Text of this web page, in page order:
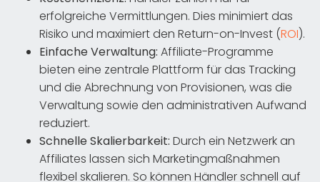
erfolgreiche Vermittlungen. Dies minimiert das
Risiko und maximiert den Return-on-Invest (ROI).
Einfache Verwaltung: Affiliate-Programme
bieten eine zentrale Plattform für das Tracking
und die Abrechnung von Provisionen, was die
Verwaltung sowie den administrativen Aufwand
reduziert.
Schnelle Skalierbarkeit: Durch ein Netzwerk an
Affiliates lassen sich Marketingmaßnahmen
flexibel skalieren. So können Händler schnell auf